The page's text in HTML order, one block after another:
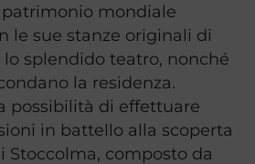
patrimonio mondiale
le sue stanze originali di
lo splendido teatro, nonché
la residenza.
possibilità di effettuare
in battello alla scoperta
Stoccolma, composto da